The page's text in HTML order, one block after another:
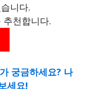
니다.
천합니다.
궁금하세요? 나
세요!